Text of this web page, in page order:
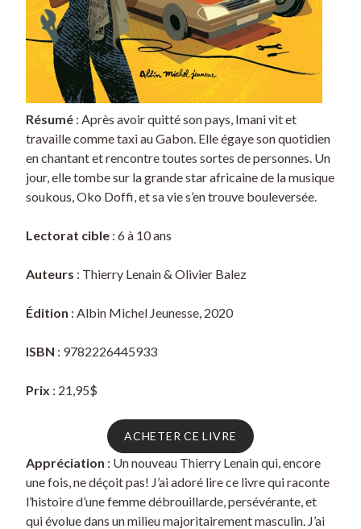
Résumé : Après avoir quitté son pays, Imani vit et
travaille comme taxi au Gabon. Elle égaye son quotidien
en chantant et rencontre toutes sortes de personnes. Un
jour, elle tombe sur la grande star africaine de la musique
soukous, Oko Doffi, et sa vie s’en trouve bouleversée.
Lectorat cible : 6 à 10 ans
Auteurs : Thierry Lenain & Olivier Balez
Édition : Albin Michel Jeunesse, 2020
ISBN : 9782226445933
Prix : 21,95$
ACHETER CE LIVRE
Appréciation : Un nouveau Thierry Lenain qui, encore
une fois, ne déçoit pas! J’ai adoré lire ce livre qui raconte
l’histoire d’une femme débrouillarde, persévérante, et
qui évolue dans un milieu majoritairement masculin. J’ai